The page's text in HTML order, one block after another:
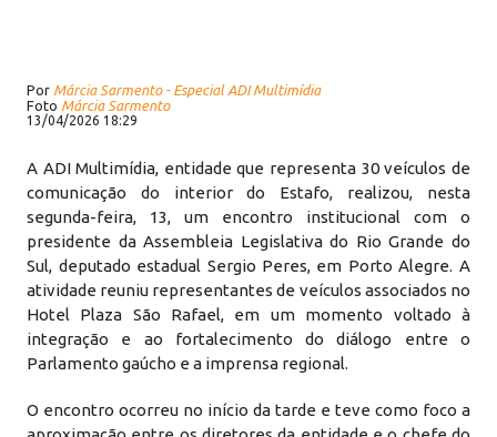
Por Márcia Sarmento - Especial ADI Multimídia
Foto Márcia Sarmento
13/04/2026 18:29
A ADI Multimídia, entidade que representa 30 veículos de
comunicação do interior do Estafo, realizou, nesta
segunda-feira, 13, um encontro institucional com o
presidente da Assembleia Legislativa do Rio Grande do
Sul, deputado estadual Sergio Peres, em Porto Alegre. A
atividade reuniu representantes de veículos associados no
Hotel Plaza São Rafael, em um momento voltado à
integração e ao fortalecimento do diálogo entre o
Parlamento gaúcho e a imprensa regional.
O encontro ocorreu no início da tarde e teve como foco a